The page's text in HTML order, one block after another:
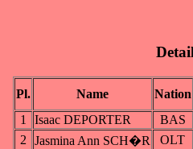
Pl. Name
Nation
1
Isaac DEPORTER
BAS
2
Jasmina Ann SCH�R
OLT